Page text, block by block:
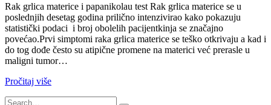
Rak grlica materice i papanikolau test Rak grlica materice se u
poslednjih desetag godina prilično intenzivirao kako pokazuju
statistički podaci i broj obolelih pacijentkinja se značajno
povećao.Prvi simptomi raka grlica materice se teško otkrivaju a kad i
do tog dođe često su atipične promene na materici već prerasle u
maligni tumor…
Pročitaj više